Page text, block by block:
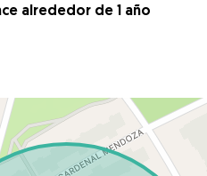
alrededor de 1 año